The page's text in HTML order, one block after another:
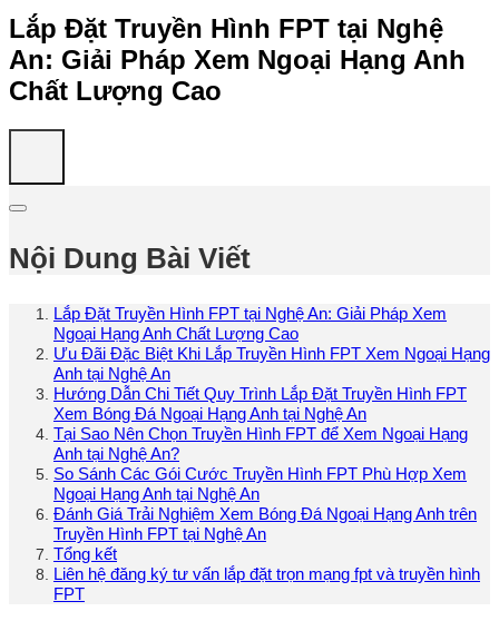
Lắp Đặt Truyền Hình FPT tại Nghệ
An: Giải Pháp Xem Ngoại Hạng Anh
Chất Lượng Cao
Nội Dung Bài Viết
Lắp Đặt Truyền Hình FPT tại Nghệ An: Giải Pháp Xem
Ngoại Hạng Anh Chất Lượng Cao
Ưu Đãi Đặc Biệt Khi Lắp Truyền Hình FPT Xem Ngoại Hạng
Anh tại Nghệ An
Hướng Dẫn Chi Tiết Quy Trình Lắp Đặt Truyền Hình FPT
Xem Bóng Đá Ngoại Hạng Anh tại Nghệ An
Tại Sao Nên Chọn Truyền Hình FPT để Xem Ngoại Hạng
Anh tại Nghệ An?
So Sánh Các Gói Cước Truyền Hình FPT Phù Hợp Xem
Ngoại Hạng Anh tại Nghệ An
Đánh Giá Trải Nghiệm Xem Bóng Đá Ngoại Hạng Anh trên
Truyền Hình FPT tại Nghệ An
Tổng kết
Liên hệ đăng ký tư vấn lắp đặt trọn mạng fpt và truyền hình
FPT